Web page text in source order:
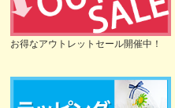
お得なアウトレットセール開催中！